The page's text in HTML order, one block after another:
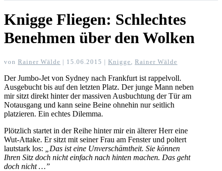
Knigge Fliegen: Schlechtes
Benehmen über den Wolken
von Rainer Wälde | 15.06.2015 | Knigge Rainer Wälde
Der Jumbo-Jet von Sydney nach Frankfurt ist rappelvoll.
Ausgebucht bis auf den letzten Platz. Der junge Mann neben
mir sitzt direkt hinter der massiven Ausbuchtung der Tür am
Notausgang und kann seine Beine ohnehin nur seitlich
platzieren. Ein echtes Dilemma.
Plötzlich startet in der Reihe hinter mir ein älterer Herr eine
Wut-Attake. Er sitzt mit seiner Frau am Fenster und poltert
lautstark los:
„Das ist eine Unverschämtheit. Sie können
Ihren Sitz doch nicht einfach nach hinten machen. Das geht
doch nicht …”